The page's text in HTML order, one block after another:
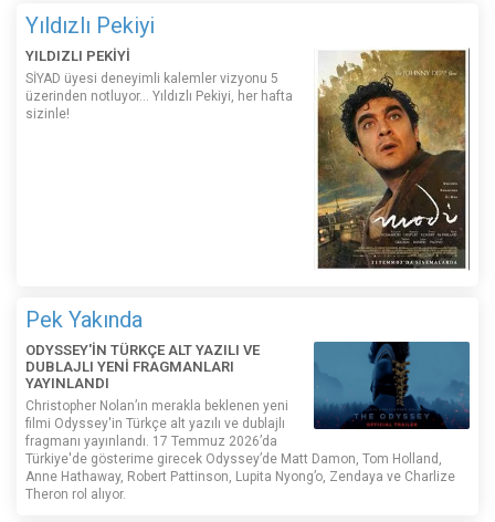
Yıldızlı Pekiyi
YILDIZLI PEKİYİ
SİYAD üyesi deneyimli kalemler vizyonu 5
üzerinden notluyor... Yıldızlı Pekiyi, her hafta
sizinle!
Pek Yakında
ODYSSEY'İN TÜRKÇE ALT YAZILI VE
DUBLAJLI YENİ FRAGMANLARI
YAYINLANDI
Christopher Nolan’ın merakla beklenen yeni
filmi Odyssey'in Türkçe alt yazılı ve dublajlı
fragmanı yayınlandı. 17 Temmuz 2026’da
Türkiye'de gösterime girecek Odyssey’de Matt Damon, Tom Holland,
Anne Hathaway, Robert Pattinson, Lupita Nyong’o, Zendaya ve Charlize
Theron rol alıyor.